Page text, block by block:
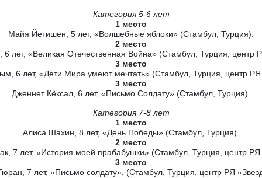
Категория 5-6 лет
1 место
Майя Йетишен, 5 лет, «Волшебные яблоки» (Стамбул, Турция).
2 место
6 лет, «Великая Отечественная Война» (Стамбул, Турция, центр
3 место
6 лет, «Дети Мира умеют мечтать» (Стамбул, Турция, центр РЯ
3 место
Дженнет Кёксал, 6 лет, «Письмо Солдату» (Стамбул, Турция).
Категория 7-8 лет
1 место
Алиса Шахин, 8 лет, «День Победы» (Стамбул, Турция).
2 место
7 лет, «История моей прабабушки» (Стамбул, Турция, центр РЯ
3 место
7 лет, «Письмо солдату», (Стамбул, Турция, центр РЯ